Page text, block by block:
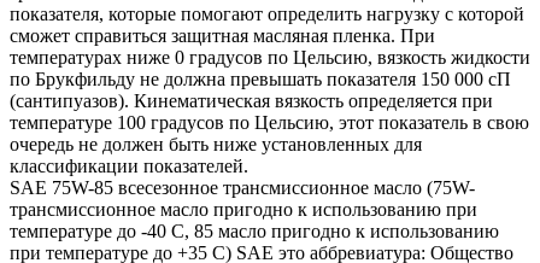
показателя, которые помогают определить нагрузку с которой
сможет справиться защитная масляная пленка. При
температурах ниже 0 градусов по Цельсию, вязкость жидкости
по Брукфильду не должна превышать показателя 150 000 сП
(сантипуазов). Кинематическая вязкость определяется при
температуре 100 градусов по Цельсию, этот показатель в свою
очередь не должен быть ниже установленных для
классификации показателей.
SAE 75W-85 всесезонное трансмиссионное масло (75W-
трансмиссионное масло пригодно к использованию при
температуре до -40 С, 85 масло пригодно к использованию
при температуре до +35 С) SAE это аббревиатура: Общество